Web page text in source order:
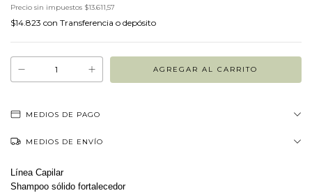
Precio sin impuestos $13.611,57
$14.823 con Transferencia o depósito
MEDIOS DE PAGO
MEDIOS DE ENVÍO
Línea Capilar
Shampoo sólido fortalecedor